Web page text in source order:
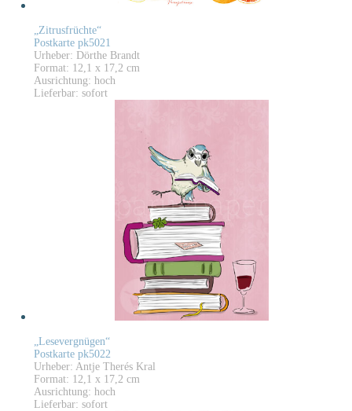
„Zitrusfrüchte“
Postkarte pk5021
Urheber: Dörthe Brandt
Format: 12,1 x 17,2 cm
Ausrichtung: hoch
Lieferbar: sofort
„Lesevergnügen“
Postkarte pk5022
Urheber: Antje Therés Kral
Format: 12,1 x 17,2 cm
Ausrichtung: hoch
Lieferbar: sofort